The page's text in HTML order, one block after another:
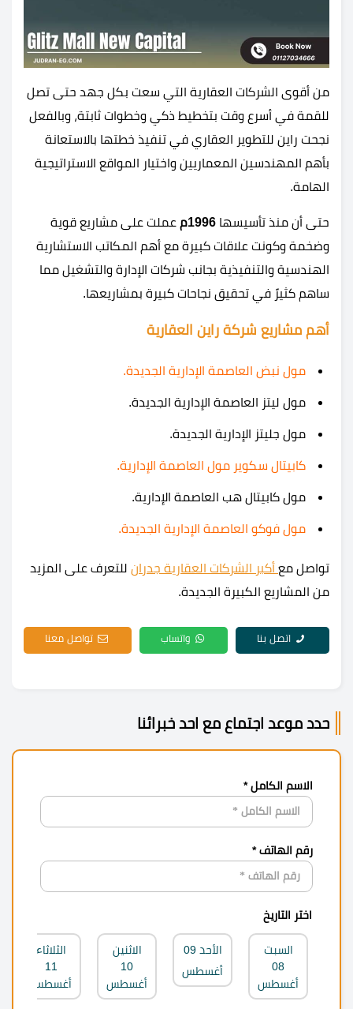
من أقوى الشركات العقارية التي سعت بكل جهد حتى تصل
للقمة في أسرع وقت بتخطيط ذكي وخطوات ثابتة، وبالفعل
نجحت راين للتطوير العقاري في تنفيذ خطتها بالاستعانة
بأهم المهندسين المعماريين واختيار المواقع الاستراتيجية
الهامة.
حتى أن منذ تأسيسها 1996م
عملت على مشاريع قوية
وضخمة وكونت علاقات كبيرة مع أهم المكاتب الاستشارية
الهندسية والتنفيذية بجانب شركات الإدارة والتشغيل مما
ساهم كثيرً في تحقيق نجاحات كبيرة بمشاريعها.
أهم مشاريع شركة راين العقارية
مول نبض العاصمة الإدارية الجديدة.
مول ليتز العاصمة الإدارية الجديدة.
مول جليتز الإدارية الجديدة.
كابيتال سكوير مول العاصمة الإدارية.
مول كابيتال هب العاصمة الإدارية.
مول فوكو العاصمة الإدارية الجديدة.
تواصل مع أكبر الشركات العقارية جدران للتعرف على المزيد
من المشاريع الكبيرة الجديدة.
اتصل بنا واتساب تواصل معنا
حدد موعد اجتماع مع احد خبرائنا
الاسم الكامل *
رقم الهاتف *
اختر التاريخ
السبت
08
أغسطس
الأحد 09
أغسطس
الاثنين
10
أغسطس
الثلاثاء
11
أغسطس